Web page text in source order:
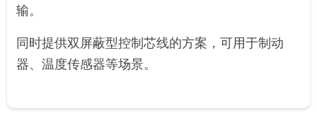
输。
同时提供双屏蔽型控制芯线的方案，可用于制动
器、温度传感器等场景。